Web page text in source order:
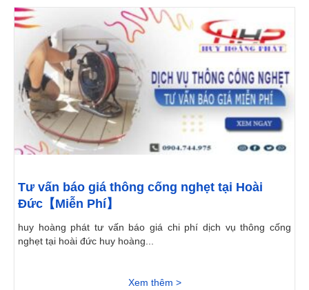
Tư vấn báo giá thông cống nghẹt tại Hoài
Đức【Miễn Phí】
huy hoàng phát tư vấn báo giá chi phí dịch vụ thông cống
nghẹt tại hoài đức huy hoàng...
Xem thêm >